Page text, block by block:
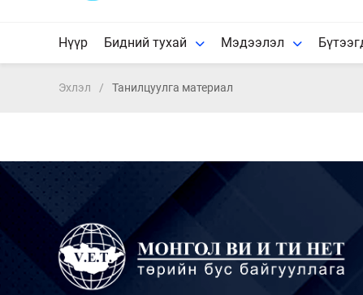
Нүүр Бидний тухай Мэдээлэл
Эхлэл Танилцуулга материал